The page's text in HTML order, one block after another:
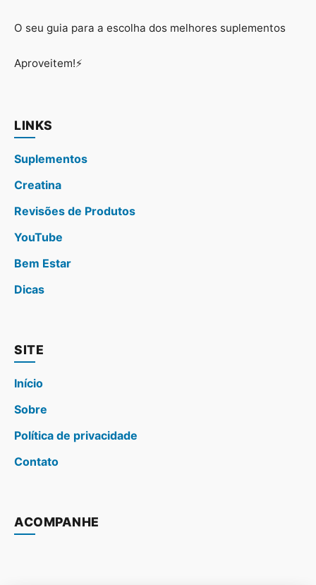
O seu guia para a escolha dos melhores suplementos
Aproveitem!⚡
LINKS
Suplementos
Creatina
Revisões de Produtos
YouTube
Bem Estar
Dicas
SITE
Início
Sobre
Política de privacidade
Contato
ACOMPANHE